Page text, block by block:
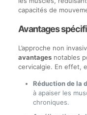
capacités de
Avantages
L’approche non
avantagesnotables
cervicalgie. En effet,
Réduction de la
à apaiser les
chroniques.